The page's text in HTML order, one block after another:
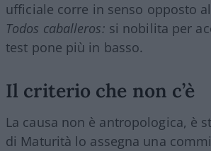
ufficiale corre in senso opposto
Todos caballeros: si nobilita per
test pone più in basso.
Il criterio che non c’è
La causa non è antropologica, è
di Maturità lo assegna una